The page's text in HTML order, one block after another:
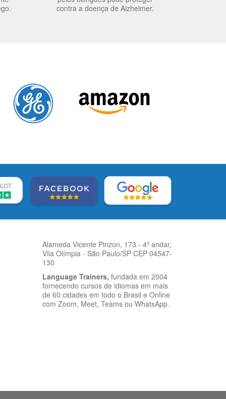
contra a doença de Alzheimer.
Alameda Vicente Pinzon, 173 - 4º andar,
Vila Olímpia - São Paulo/SP CEP 04547-
130
Language Trainers, fundada em 2004
fornecendo cursos de idiomas em mais
de 60 cidades em todo o Brasil e Online
com Zoom, Meet, Teams ou WhatsApp.